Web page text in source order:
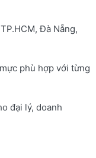
Đà Nẵng,
phù hợp với từng
đại lý, doanh